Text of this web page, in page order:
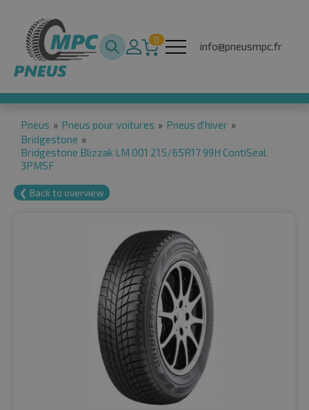
0
info@pneusmpc.fr
Pneus » Pneus pour voitures » Pneus d'hiver »
Bridgestone »
Bridgestone Blizzak LM 001 215/65R17 99H ContiSeal
3PMSF
❮ Back to overview